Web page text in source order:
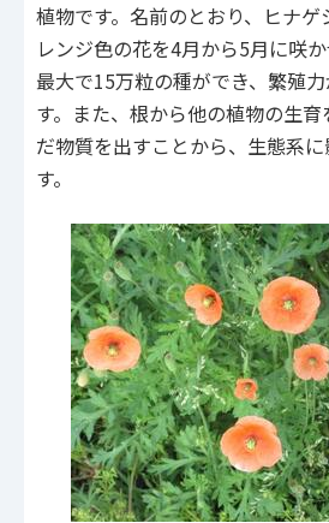
植物です。名前のとおり、ヒナ
レンジ色の花を4月から5月に咲
最大で15万粒の種ができ、繁殖
す。また、根から他の植物の生
だ物質を出すことから、生態系
す。